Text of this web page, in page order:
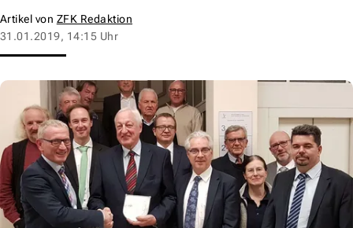
Artikel von ZFK Redaktion
31.01.2019, 14:15 Uhr